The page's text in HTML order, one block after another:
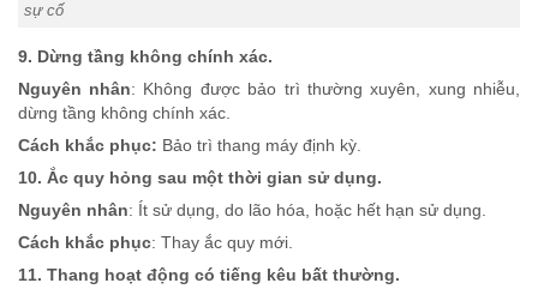
sự cố
9. Dừng tầng không chính xác.
Nguyên nhân: Không được bảo trì thường xuyên, xung nhiễu,
dừng tầng không chính xác.
Cách khắc phục: Bảo trì thang máy định kỳ.
10. Ắc quy hỏng sau một thời gian sử dụng.
Nguyên nhân: Ít sử dụng, do lão hóa, hoặc hết hạn sử dụng.
Cách khắc phục: Thay ắc quy mới.
11. Thang hoạt động có tiếng kêu bất thường.